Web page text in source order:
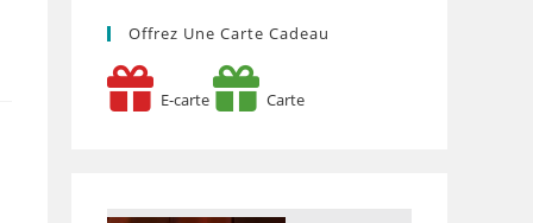
Offrez Une Carte Cadeau
E-carte Carte